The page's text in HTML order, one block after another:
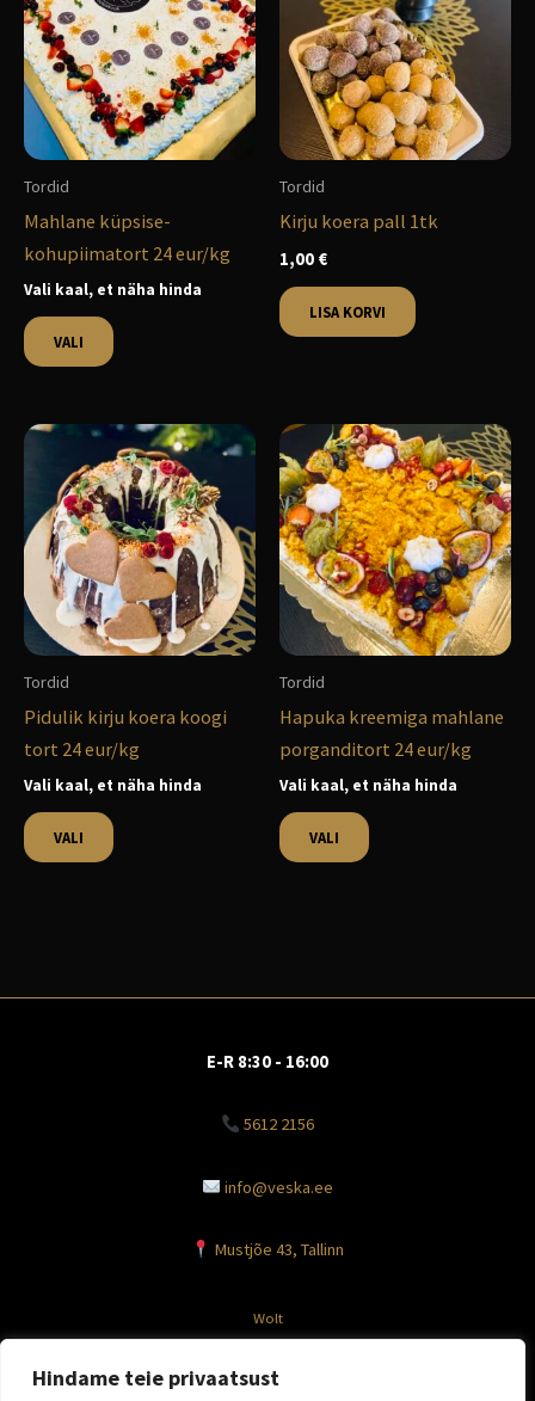
Hindame teie privaatsust
Tordid
Mahlane küpsise-
kohupiimatort 24 eur/kg
Vali kaal, et näha hinda
VALI
on
mitu
varianti.
Valikuid
saab
Tordid
Kirju koera pall 1tk
1,00 €
LISA KORVI
Tordid
Pidulik kirju koera koogi
tort 24 eur/kg
Vali kaal, et näha hinda
VALI
Sellel
tootel
on
mitu
varianti.
Valikuid
saab
teha
Tordid
Hapuka kreemiga mahlane
porganditort 24 eur/kg
Vali kaal, et näha hinda
VALI
Sellel
tootel
on
mitu
varianti.
Valikuid
saab
teha
E-R 8:30 - 16:00
5612 2156
info@veska.ee
Mustjõe 43, Tallinn
Wolt
Instagram